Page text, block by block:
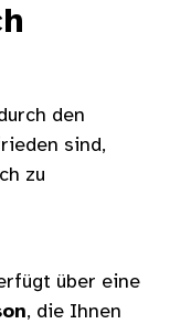
den
sind,
zu
über eine
, die Ihnen